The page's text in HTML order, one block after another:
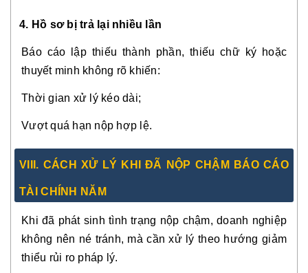
4. Hồ sơ bị trả lại nhiều lần
Báo cáo lập thiếu thành phần, thiếu chữ ký hoặc
thuyết minh không rõ khiến:
Thời gian xử lý kéo dài;
Vượt quá hạn nộp hợp lệ.
VIII. CÁCH XỬ LÝ KHI ĐÃ NỘP CHẬM BÁO CÁO
TÀI CHÍNH NĂM
Khi đã phát sinh tình trạng nộp chậm, doanh nghiệp
không nên né tránh, mà cần xử lý theo hướng giảm
thiểu rủi ro pháp lý.